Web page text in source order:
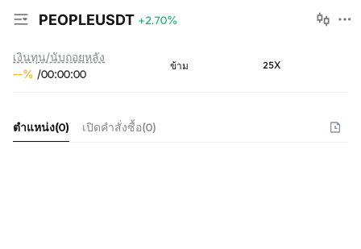
PEOPLEUSDT +2.70%
เงินทุน/นับถอยหลัง
--% /00:00:00
ข้าม 25X
ตำแหน่ง(0) เปิดคำสั่งซื้อ(0)